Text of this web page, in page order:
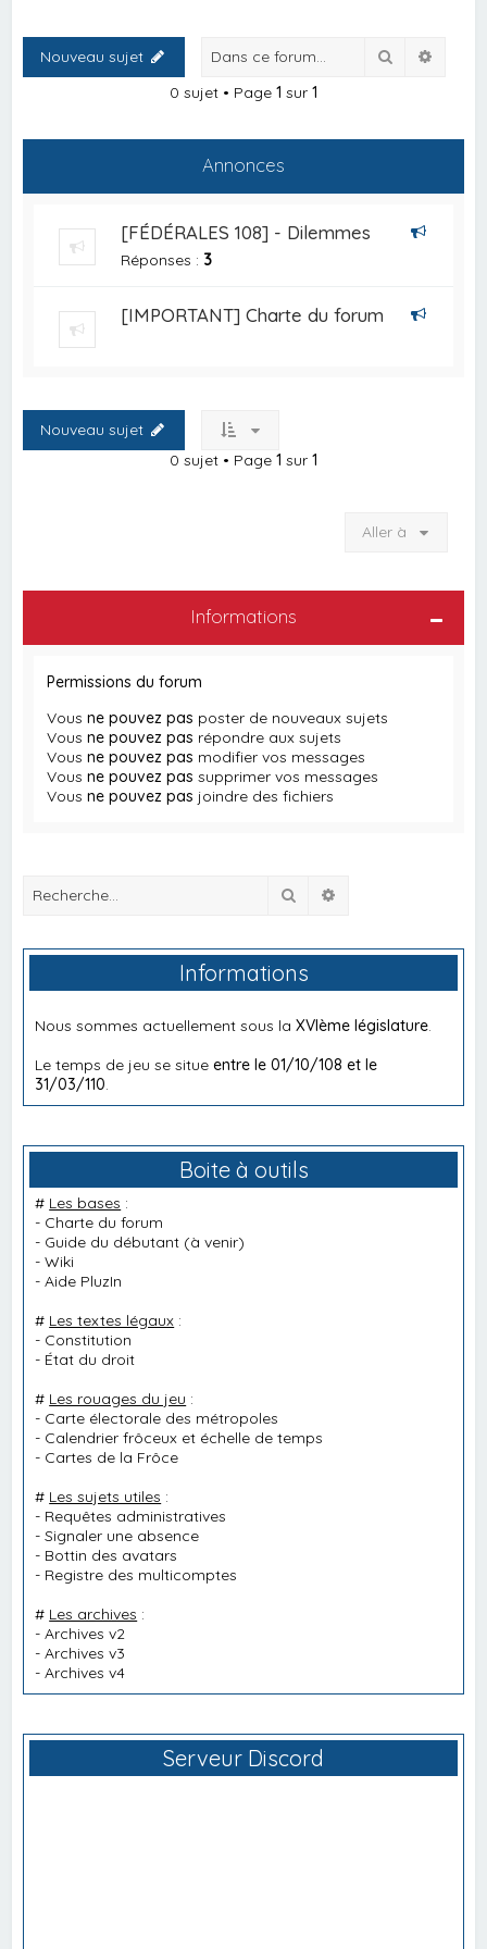
Nouveau sujet Rechercher
0 sujet • Page 1 sur 1
Annonces
[FÉDÉRALES 108] - Dilemmes
Réponses : 3
[IMPORTANT] Charte du forum
Nouveau sujet
0 sujet • Page 1 sur 1
Aller à
Informations
Permissions du forum
Vousne pouvez pas poster de nouveaux sujets
Vousne pouvez pas répondre aux sujets
Vousne pouvez pas modifier vos messages
Vousne pouvez pas supprimer vos messages
Vousne pouvez pas joindre des fichiers
Rechercher
Informations
Nous sommes actuellement sous laXVIème législature
Le temps de jeu se situeentre le 01/10/108 et le
31/03/110
Boite à outils
# Les bases :
- Charte du forum
- Guide du débutant (à venir)
-Wiki
-Aide PluzIn
# Les textes légaux :
- Constitution
- État du droit
# Les rouages du jeu :
- Carte électorale des métropoles
- Calendrier frôceux et échelle de temps
- Cartes de la Frôce
# Les sujets utiles :
- Requêtes administratives
-Signaler une absence
- Bottin des avatars
- Registre des multicomptes
# Les archives :
-Archives v2
-Archives v3
-Archives v4
Serveur Discord